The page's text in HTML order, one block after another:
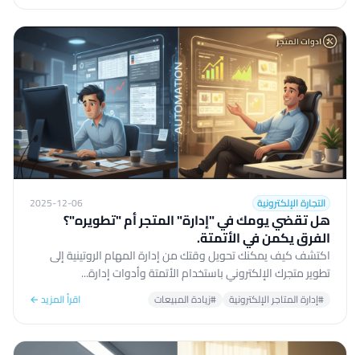
التجارة الإلكترونية 2025-12-06
هل تقضي يومك في "إدارة" المتجر أم "تطويره"؟
الفرق يكمن في الأتمتة.
اكتشف كيف يمكنك تحويل وقتك من إدارة المهام الروتينية إلى
تطوير متجرك الإلكتروني باستخدام الأتمتة وأدوات إدارة...
#إدارة المتاجر الإلكترونية #زيادة المبيعات اقرأ المزيد ←